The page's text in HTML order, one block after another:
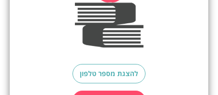
להצגת מספר טלפון